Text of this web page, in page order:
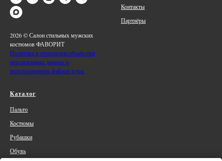
2026 © Салон стильных мужских
костюмов ФАВОРИТ
Политика в отношении обработки
персональных данных и
использованием файлов куки.
Контакты
Партнёры
Каталог
Пальто
Костюмы
Рубашки
Обувь